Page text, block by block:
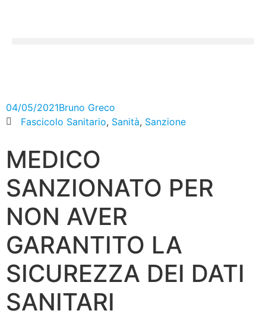
04/05/2021Bruno Greco
Fascicolo Sanitario, Sanità, Sanzione
MEDICO
SANZIONATO PER
NON AVER
GARANTITO LA
SICUREZZA DEI DATI
SANITARI